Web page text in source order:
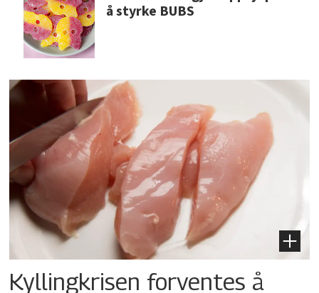
å styrke BUBS
Kyllingkrisen forventes å